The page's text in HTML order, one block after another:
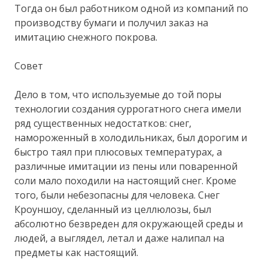
Тогда он был работником одной из компаний по
производству бумаги и получил заказ на
имитацию снежного покрова.
Совет
Дело в том, что используемые до той поры
технологии создания суррогатного снега имели
ряд существенных недостатков: снег,
намороженный в холодильниках, был дорогим и
быстро таял при плюсовых температурах, а
различные имитации из пены или поваренной
соли мало походили на настоящий снег. Кроме
того, были небезопасны для человека. Снег
Кроуншоу, сделанный из целлюлозы, был
абсолютно безвреден для окружающей среды и
людей, а выглядел, летал и даже налипал на
предметы как настоящий.